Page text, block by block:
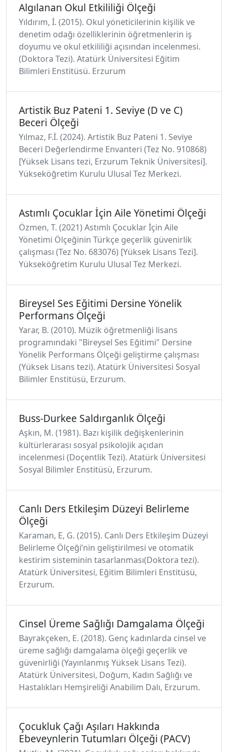
Algılanan Okul Etkililiği Ölçeği
Yıldırım, İ. (2015). Okul yöneticilerinin kişilik ve
denetim odağı özelliklerinin öğretmenlerin iş
doyumu ve okul etkililiği açısından incelenmesi.
(Doktora Tezi). Atatürk Üniversitesi Eğitim
Bilimleri Enstitüsü. Erzurum
Artistik Buz Pateni 1. Seviye (D ve C)
Beceri Ölçeği
Yılmaz, F.İ. (2024). Artistik Buz Pateni 1. Seviye
Beceri Değerlendirme Envanteri (Tez No. 910868)
[Yüksek Lisans tezi, Erzurum Teknik Üniversitesi].
Yükseköğretim Kurulu Ulusal Tez Merkezi.
Astımlı Çocuklar İçin Aile Yönetimi Ölçeği
Özmen, T. (2021) Astımlı Çocuklar İçin Aile
Yönetimi Ölçeğinin Türkçe geçerlik güvenirlik
çalışması (Tez No. 683076) [Yüksek Lisans Tezi].
Yükseköğretim Kurulu Ulusal Tez Merkezi.
Bireysel Ses Eğitimi Dersine Yönelik
Performans Ölçeği
Yarar, B. (2010). Müzik öğretmenliği lisans
programındaki "Bireysel Ses Eğitimi" Dersine
Yönelik Performans Ölçeği geliştirme çalışması
(Yüksek Lisans tezi). Atatürk Üniversitesi Sosyal
Bilimler Enstitüsü, Erzurum.
Buss-Durkee Saldırganlık Ölçeği
Aşkın, M. (1981). Bazı kişilik değişkenlerinin
kültürlerarası sosyal psikolojik açıdan
incelenmesi (Doçentlik Tezi). Atatürk Üniversitesi
Sosyal Bilimler Enstitüsü, Erzurum.
Canlı Ders Etkileşim Düzeyi Belirleme
Ölçeği
Karaman, E, G. (2015). Canlı Ders Etkileşim Düzeyi
Belirleme Ölçeği’nin geliştirilmesi ve otomatik
kestirim sisteminin tasarlanması(Doktora tezi).
Atatürk Üniversitesi, Eğitim Bilimleri Enstitüsü,
Erzurum.
Cinsel Üreme Sağlığı Damgalama Ölçeği
Bayrakçeken, E. (2018). Genç kadınlarda cinsel ve
üreme sağlığı damgalama ölçeği geçerlik ve
güvenirliği (Yayınlanmış Yüksek Lisans Tezi).
Atatürk Üniversitesi, Doğum, Kadın Sağlığı ve
Hastalıkları Hemşireliği Anabilim Dalı, Erzurum.
Çocukluk Çağı Aşıları Hakkında
Ebeveynlerin Tutumları Ölçeği (PACV)